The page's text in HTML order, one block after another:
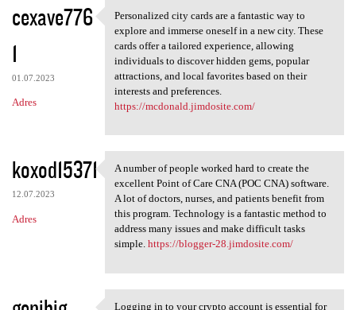
cexave776
1
01.07.2023
Adres
Personalized city cards are a
Personalized city cards are a fantastic way to
explore and immerse oneself in a new city. These
cards offer a tailored experience, allowing
individuals to discover hidden gems, popular
attractions, and local favorites based on their
interests and preferences.
https://mcdonald.jimdosite.com/
koxod15371
12.07.2023
Adres
A number of people worked
A number of people worked hard to create the
excellent Point of Care CNA (POC CNA) software.
A lot of doctors, nurses, and patients benefit from
this program. Technology is a fantastic method to
address many issues and make difficult tasks
simple. https://blogger-28.jimdosite.com/
Logging in to your crypto account is essential for